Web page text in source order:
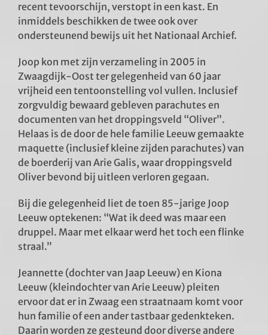
recent tevoorschijn, verstopt in een kast. En
inmiddels beschikken de twee ook over
ondersteunend bewijs uit het Nationaal Archief.
Joop kon met zijn verzameling in 2005 in
Zwaagdijk-Oost ter gelegenheid van 60 jaar
vrijheid een tentoonstelling vol vullen. Inclusief
zorgvuldig bewaard gebleven parachutes en
documenten van het droppingsveld “Oliver”.
Helaas is de door de hele familie Leeuw gemaakte
maquette (inclusief kleine zijden parachutes) van
de boerderij van Arie Galis, waar droppingsveld
Oliver bevond bij uitleen verloren gegaan.
Bij die gelegenheid liet de toen 85-jarige Joop
Leeuw optekenen: “Wat ik deed was maar een
druppel. Maar met elkaar werd het toch een flinke
straal.”
Jeannette (dochter van Jaap Leeuw) en Kiona
Leeuw (kleindochter van Arie Leeuw) pleiten
ervoor dat er in Zwaag een straatnaam komt voor
hun familie of een ander tastbaar gedenkteken.
Daarin worden ze gesteund door diverse andere